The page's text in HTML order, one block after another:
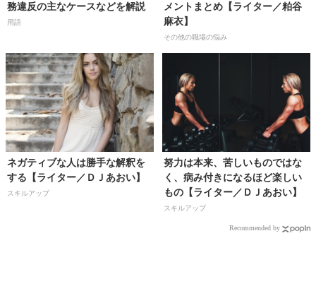
務違反の主なケースなどを解説
用語
メントまとめ【ライター／粕谷
麻衣】
その他の職場の悩み
ネガティブな人は勝手な解釈を
する【ライター／ＤＪあおい】
スキルアップ
努力は本来、苦しいものではな
く、病み付きになるほど楽しい
もの【ライター／ＤＪあおい】
スキルアップ
Recommended by